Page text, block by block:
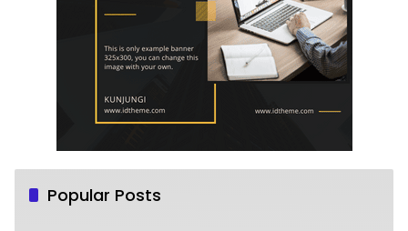
Popular Posts